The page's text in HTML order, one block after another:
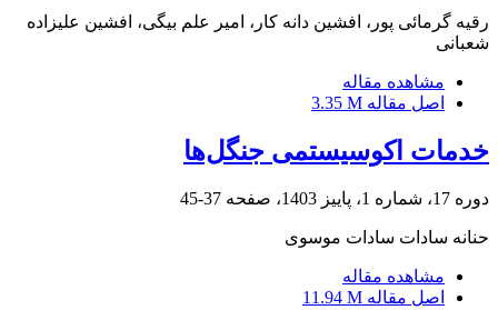
رقیه گرمائی پور، افشین دانه کار، امیر علم بیگی، افشین علیزاده
شعبانی
مشاهده مقاله
اصل مقاله 3.35 M
خدمات اکوسیستمی جنگل‌ها
دوره 17، شماره 1، پاییز 1403، صفحه 37-45
حنانه سادات سادات موسوی
مشاهده مقاله
اصل مقاله 11.94 M